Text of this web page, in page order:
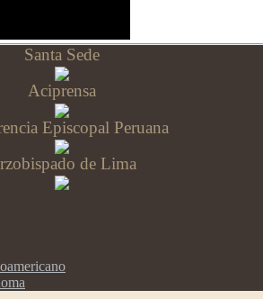
Santa Sede
Aciprensa
Episcopal Peruana
de Lima